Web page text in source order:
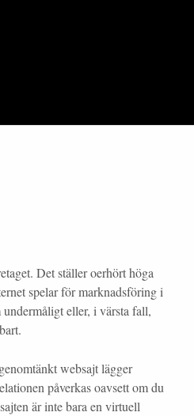
Det ställer oerhört höga
spelar för marknadsföring i
undermåligt eller, i värsta fall,
websajt lägger
påverkas oavsett om du
är inte bara en virtuell